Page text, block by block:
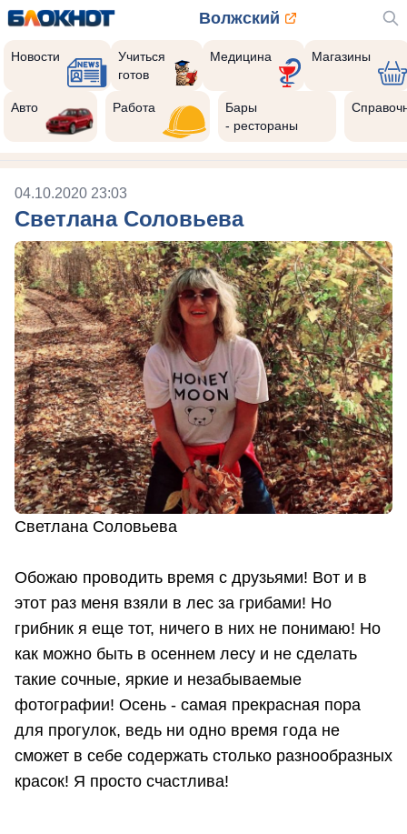
Волжский
Новости
Учиться
готов
Медицина Магазины
Авто Работа
Бары
- рестораны
04.10.2020 23:03
Светлана Соловьева
Светлана Соловьева
Обожаю проводить время с друзьями! Вот и в
этот раз меня взяли в лес за грибами! Но
грибник я еще тот, ничего в них не понимаю! Но
как можно быть в осеннем лесу и не сделать
такие сочные, яркие и незабываемые
фотографии! Осень - самая прекрасная пора
для прогулок, ведь ни одно время года не
сможет в себе содержать столько разнообразных
красок! Я просто счастлива!